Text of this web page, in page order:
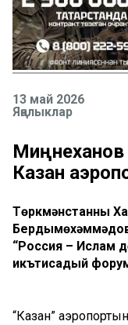
13 май 2026
Яңалыклар
Казан
Төркмәнстанның
“Россия – Ислам
икътисадый
“Казан”